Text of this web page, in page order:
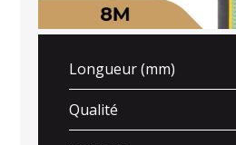
Longueur (mm)
Qualité